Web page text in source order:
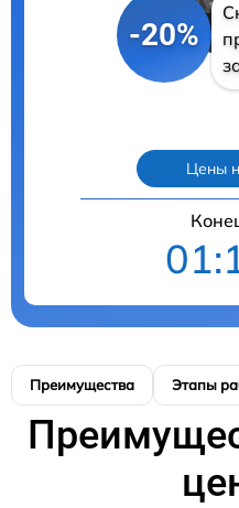
-20%
Цены
Преимущества Этапы